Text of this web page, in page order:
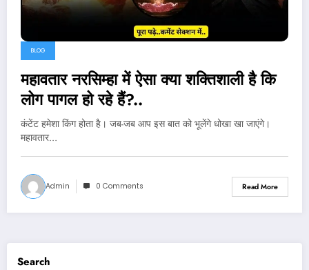
BLOG
महावतार नरसिम्हा में ऐसा क्या शक्तिशाली है कि
लोग पागल हो रहे हैं?..
कंटेंट हमेशा किंग होता है। जब-जब आप इस बात को भूलेंगे धोखा खा जाएंगे।
महावतार…
Admin 0 Comments Read More
Search